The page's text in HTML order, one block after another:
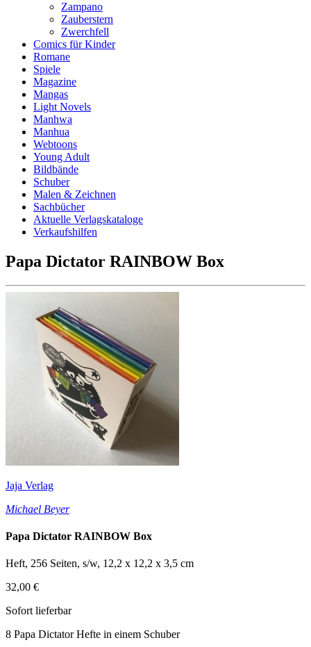
Zampano
Zauberstern
Zwerchfell
Comics für Kinder
Romane
Spiele
Magazine
Mangas
Light Novels
Manhwa
Manhua
Webtoons
Young Adult
Bildbände
Schuber
Malen & Zeichnen
Sachbücher
Aktuelle Verlagskataloge
Verkaufshilfen
Papa Dictator RAINBOW Box
Jaja Verlag
Michael Beyer
Papa Dictator RAINBOW Box
Heft, 256 Seiten, s/w, 12,2 x 12,2 x 3,5 cm
32,00 €
Sofort lieferbar
8 Papa Dictator Hefte in einem Schuber